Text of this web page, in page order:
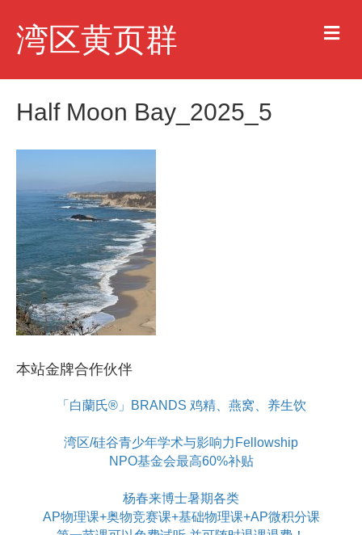
湾区黄页群 M
e
u
Half Moon Bay_2025_5
本站金牌合作伙伴
「白蘭氏®」BRANDS 鸡精、燕窝、养生饮
湾区/硅谷青少年学术与影响力Fellowship
NPO基金会最高60%补贴
杨春来博士暑期各类
AP物理课+奥物竞赛课+基础物理课+AP微积分课